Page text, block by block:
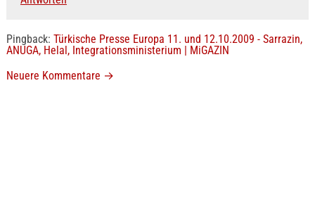
Pingback: Türkische Presse Europa 11. und 12.10.2009 - Sarrazin,
ANUGA, Helal, Integrationsministerium | MiGAZIN
Neuere Kommentare →